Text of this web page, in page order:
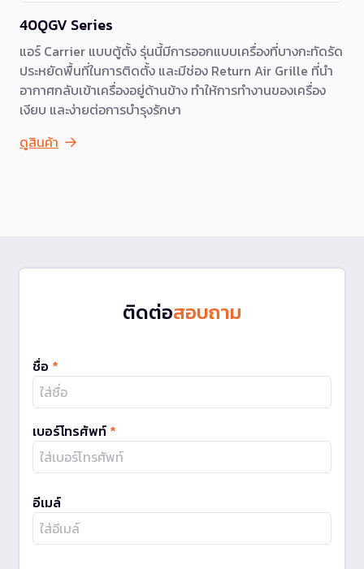
40QGV Series
แอร์ Carrier แบบตู้ตั้ง รุ่นนี้มีการออกแบบเครื่องที่บางกะทัดรัด
ประหยัดพื้นที่ในการติดตั้ง และมีช่อง Return Air Grille ที่นำ
อากาศกลับเข้าเครื่องอยู่ด้านข้าง ทำให้การทำงานของเครื่อง
เงียบ และง่ายต่อการบำรุงรักษา
ดูสินค้า
ติดต่อสอบถาม
ชื่อ *
เบอร์โทรศัพท์ *
อีเมล์